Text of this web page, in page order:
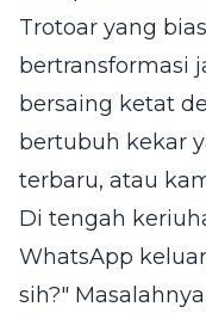
Trotoar yang
bertransformasi
bersaing ketat
bertubuh kekar
terbaru, atau
Di tengah
WhatsApp
sih?"